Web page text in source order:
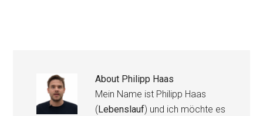
About Philipp Haas
Mein Name ist Philipp Haas
(Lebenslauf) und ich möchte es